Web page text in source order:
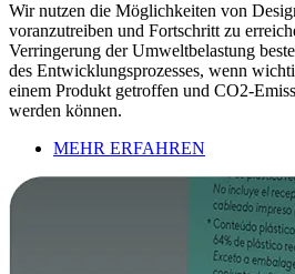
Wir nutzen die Möglichkeiten von
voranzutreiben und Fortschritt zu
Verringerung der Umweltbelastung
des Entwicklungsprozesses, wenn
einem Produkt getroffen und CO2-
werden können.
MEHR ERFAHREN